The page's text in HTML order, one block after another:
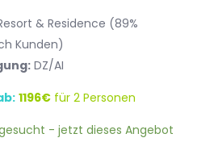
& Residence (89%
Kunden)
DZ/AI
1196€ für 2 Personen